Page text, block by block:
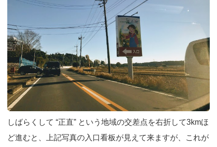
しばらくして “正直” という地域の交差点を右折して3kmほ
ど進むと、上記写真の入口看板が見えて来ますが、これが